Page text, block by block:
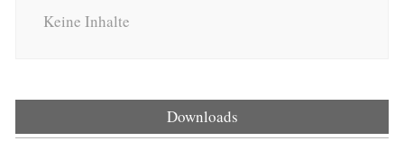
Keine Inhalte
Downloads